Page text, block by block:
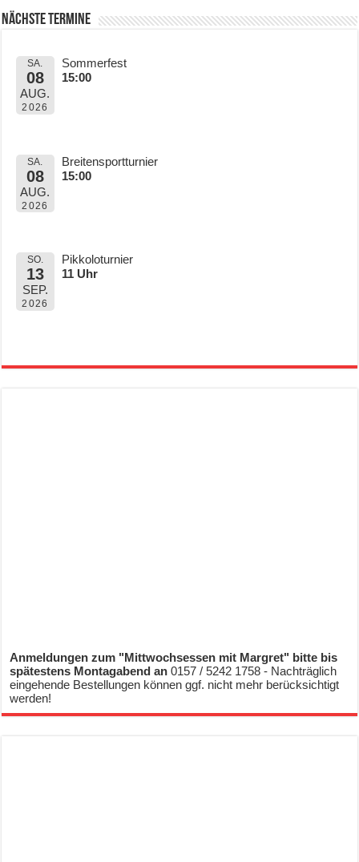
Nächste Termine
SA.
08
AUG.
2026
Sommerfest
15:00
SA.
08
AUG.
2026
Breitensportturnier
15:00
SO.
13
SEP.
2026
Pikkoloturnier
11 Uhr
Anmeldungen zum "Mittwochsessen mit Margret" bitte bis
spätestens Montagabend an0157 / 5242 1758 - Nachträglich
eingehende Bestellungen können ggf. nicht mehr berücksichtigt
werden!